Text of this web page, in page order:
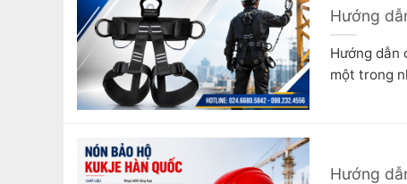
Hướng
Hướng dẫn
một trong
Hướng